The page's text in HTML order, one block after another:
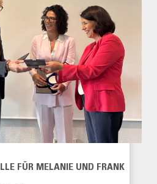
FÜR MELANIE UND FRANK